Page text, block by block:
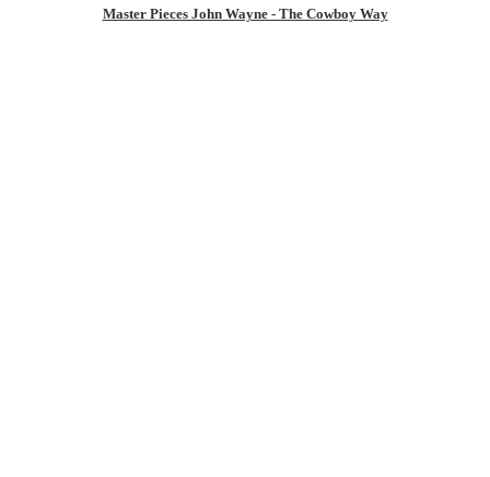
Master Pieces John Wayne - The Cowboy Way